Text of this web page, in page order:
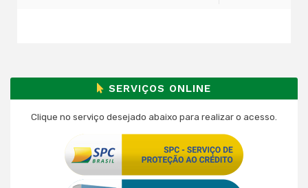
SERVIÇOS ONLINE
Clique no serviço desejado abaixo para realizar o acesso.